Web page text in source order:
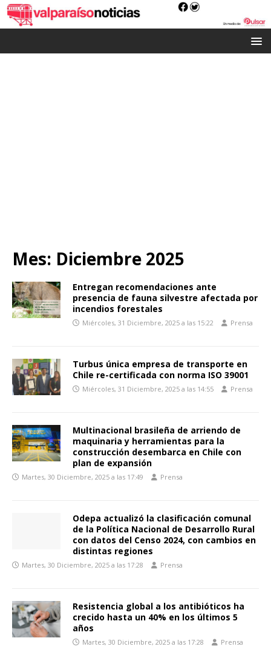
Mes: Diciembre 2025
Entregan recomendaciones ante
presencia de fauna silvestre afectada por
incendios forestales
Miércoles, 31 Diciembre, 2025 a las 15:22 Prensa
Turbus única empresa de transporte en
Chile re-certificada con norma ISO 39001
Miércoles, 31 Diciembre, 2025 a las 14:55 Prensa
Multinacional brasileña de arriendo de
maquinaria y herramientas para la
construcción desembarca en Chile con
plan de expansión
Martes, 30 Diciembre, 2025 a las 17:49 Prensa
Odepa actualizó la clasificación comunal
de la Política Nacional de Desarrollo Rural
con datos del Censo 2024, con cambios en
distintas regiones
Martes, 30 Diciembre, 2025 a las 17:28 Prensa
Resistencia global a los antibióticos ha
crecido hasta un 40% en los últimos 5
años
Martes, 30 Diciembre, 2025 a las 17:28 Prensa